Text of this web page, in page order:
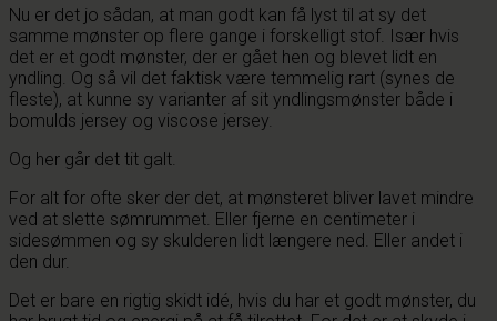
Nu er det jo sådan, at man godt kan få lyst til at sy det
samme mønster op flere gange i forskelligt stof. Især hvis
det er et godt mønster, der er gået hen og blevet lidt en
yndling. Og så vil det faktisk være temmelig rart (synes de
fleste), at kunne sy varianter af sit yndlingsmønster både i
bomulds jersey og viscose jersey.
Og her går det tit galt.
For alt for ofte sker der det, at mønsteret bliver lavet mindre
ved at slette sømrummet. Eller fjerne en centimeter i
sidesømmen og sy skulderen lidt længere ned. Eller andet i
den dur.
Det er bare en rigtig skidt idé, hvis du har et godt mønster, du